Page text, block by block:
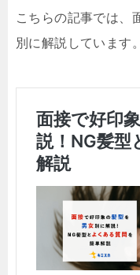
こちらの記事では、
別に解説しています。